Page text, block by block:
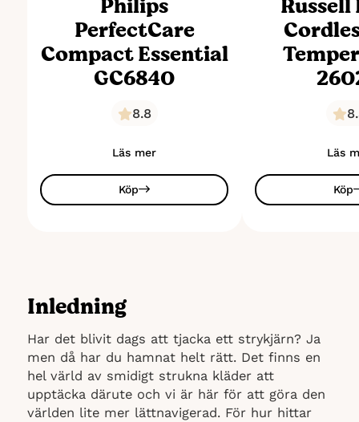
Philips
PerfectCare
Compact Essential
GC6840
8.8
Läs mer
Köp
Russell
Läs
Köp
Inledning
Har det blivit dags att tjacka ett strykjärn? Ja
men då har du hamnat helt rätt. Det finns en
hel värld av smidigt strukna kläder att
upptäcka därute och vi är här för att göra den
världen lite mer lättnavigerad. För hur hittar